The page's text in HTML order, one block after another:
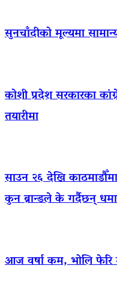
सुनचाँदीको मूल्यमा
कोशी प्रदेश सरकारका
तयारीमा
साउन २६ देखि
कुन ब्रान्डले के गर्दैछन्
आज वर्षा कम, भोलि